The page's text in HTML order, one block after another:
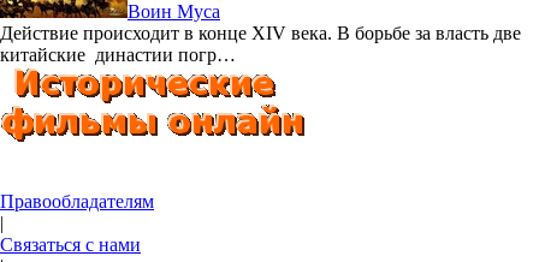
Воин Муса
Действие происходит в конце XIV века. В борьбе за власть две
китайские династии погр…
Правообладателям
|
Связаться с нами